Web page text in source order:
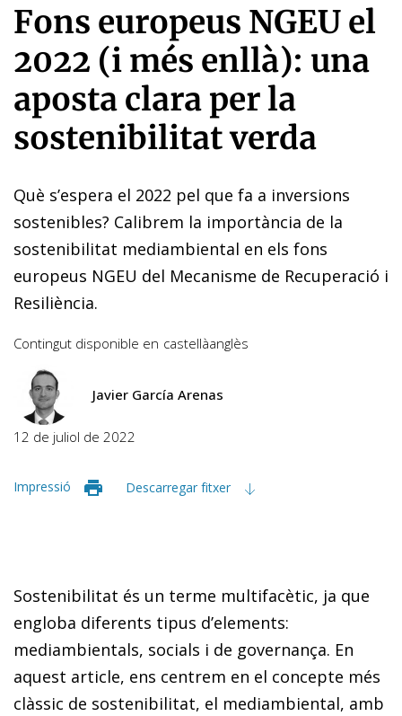
Fons europeus NGEU el
2022 (i més enllà): una
aposta clara per la
sostenibilitat verda
Què s’espera el 2022 pel que fa a inversions
sostenibles? Calibrem la importància de la
sostenibilitat mediambiental en els fons
europeus NGEU del Mecanisme de Recuperació i
Resiliència.
Contingut disponible en castellàanglès
Javier García Arenas
12 de juliol de 2022
Impressió Descarregar fitxer
Sostenibilitat és un terme multifacètic, ja que
engloba diferents tipus d’elements:
mediambientals, socials i de governança. En
aquest article, ens centrem en el concepte més
clàssic de sostenibilitat, el mediambiental, amb